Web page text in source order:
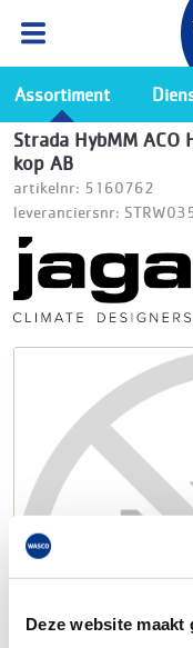
Deze website
Ga naar de
Assortiment
Strada HybMM
kop AB
artikelnr: 5160762
leveranciersnr: